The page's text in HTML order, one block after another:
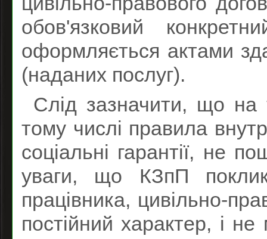
обов'язковий
оформляється актами
(наданих послуг).
Слід зазначити, що на
тому числі правила
соціальні гарантії, не
уваги, що КЗпП
працівника, цивільно-
постійний характер, і